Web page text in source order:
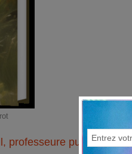
professeure puis